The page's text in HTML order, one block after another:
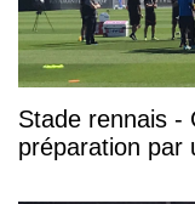
Stade rennais -
préparation par